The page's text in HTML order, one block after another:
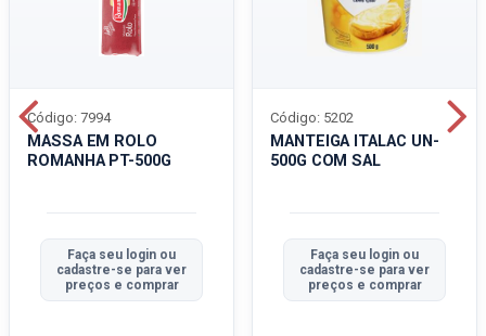
MASSA EM ROLO
ROMANHA PT-500G
Código: 7994
Faça seu login ou
cadastre-se para ver
preços e comprar
MANTEIGA ITALAC UN-
500G COM SAL
Código: 5202
Faça seu login ou
cadastre-se para ver
preços e comprar